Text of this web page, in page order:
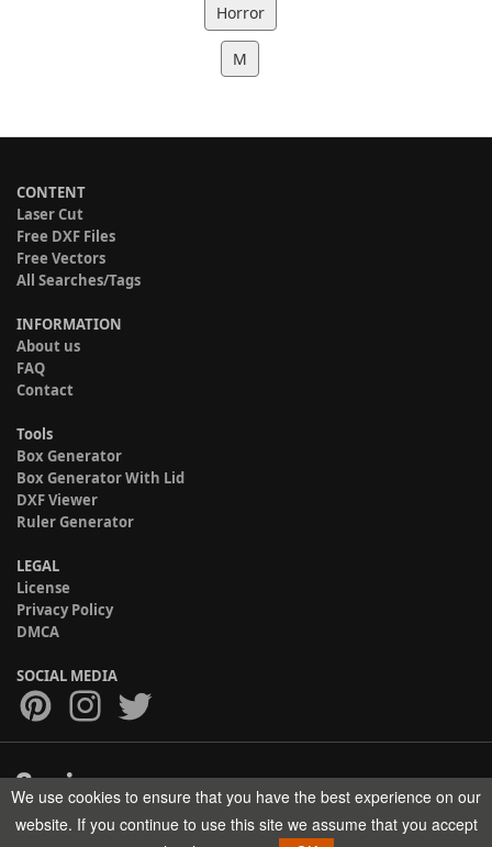
Horror
M
CONTENT
Laser Cut
Free DXF Files
Free Vectors
All Searches/Tags
INFORMATION
About us
FAQ
Contact
Tools
Box Generator
Box Generator With Lid
DXF Viewer
Ruler Generator
LEGAL
License
Privacy Policy
DMCA
SOCIAL MEDIA
Copyright © 2017-2026 HELMAN TECH All rights reserved.
We use cookies to ensure that you have the best experience on our
website. If you continue to use this site we assume that you accept